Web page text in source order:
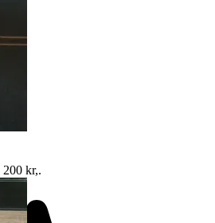
200 kr,.